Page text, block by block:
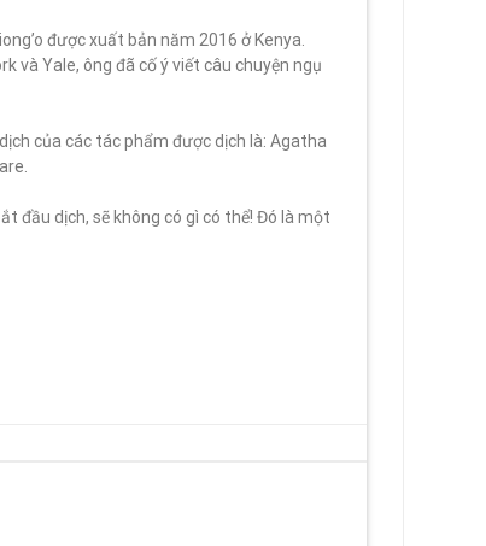
được xuất bản năm 2016 ở Kenya.
và Yale, ông đã cố ý viết câu chuyện ngụ
của các tác phẩm được dịch là: Agatha
đầu dịch, sẽ không có gì có thể! Đó là một